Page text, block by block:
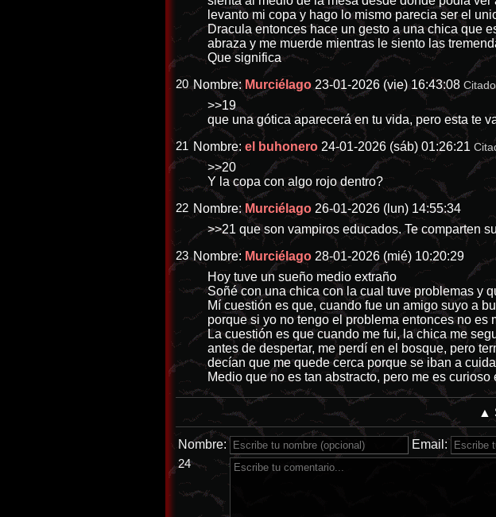
levanto mi copa y hago lo mismo parecia ser el
Dracula entonces hace un gesto a una chica que
abraza y me muerde mientras le siento las
Que significa
20 Nombre: Murciélago 23-01-2026 (vie) 16:43:08
>>19
que una gótica aparecerá en tu vida, pero esta te
21 Nombre:el buhonero 24-01-2026 (sáb) 01:26:21
>>20
Y la copa con algo rojo dentro?
22 Nombre: Murciélago 26-01-2026 (lun) 14:55:34
>>21 que son vampiros educados. Te comparten
23 Nombre: Murciélago 28-01-2026 (mié) 10:20:29
Hoy tuve un sueño medio extraño
Soñé con una chica con la cual tuve problemas y
Mí cuestión es que, cuando fue un amigo suyo a
porque si yo no tengo el problema entonces no
La cuestión es que cuando me fui, la chica me
antes de despertar, me perdí en el bosque, pero
decían que me quede cerca porque se iban a
Medio que no es tan abstracto, pero me es
▲
Nombre: Email:
24